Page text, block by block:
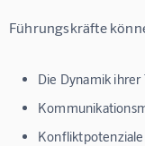
Führungskräfte
Die Dynamik ihrer